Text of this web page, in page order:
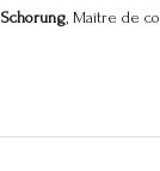
, Maître de